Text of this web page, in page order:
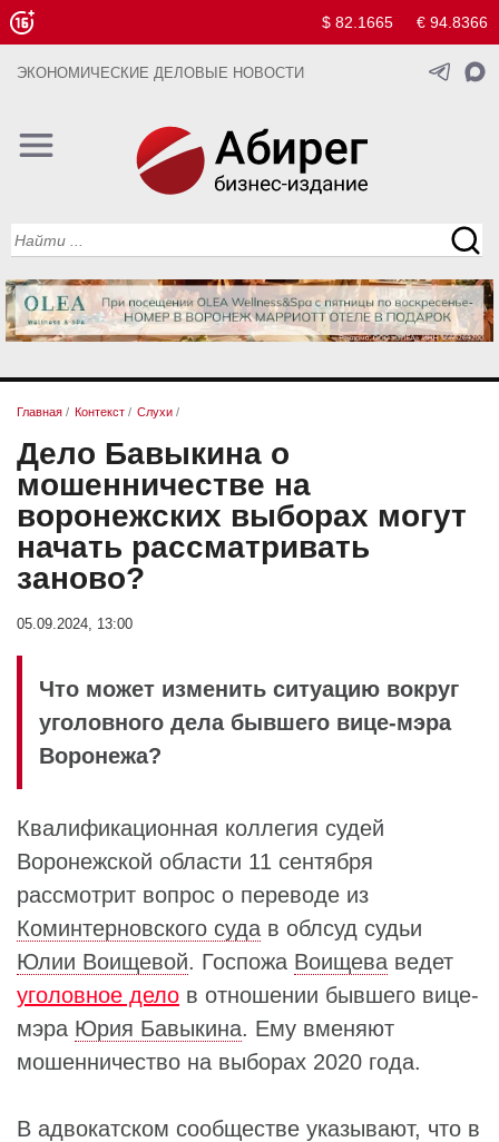
$ 82.1665 € 94.8366
ЭКОНОМИЧЕСКИЕ ДЕЛОВЫЕ НОВОСТИ
Главная / Контекст / Слухи /
Дело Бавыкина о
мошенничестве на
воронежских выборах могут
начать рассматривать
заново?
05.09.2024, 13:00
Что может изменить ситуацию вокруг
уголовного дела бывшего вице-мэра
Воронежа?
Квалификационная коллегия судей
Воронежской области 11 сентября
рассмотрит вопрос о переводе из
Коминтерновского суда в облсуд судьи
Юлии Воищевой. Госпожа Воищева ведет
уголовное дело в отношении бывшего вице-
мэра Юрия Бавыкина. Ему вменяют
мошенничество на выборах 2020 года.
В адвокатском сообществе указывают, что в